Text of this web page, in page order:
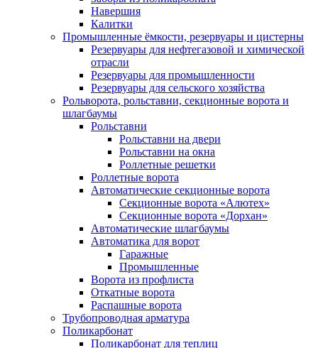
Навершия
Калитки
Промышленные ёмкости, резервуары и цистерны
Резервуары для нефтегазовой и химической
отрасли
Резервуары для промышленности
Резервуары для сельского хозяйства
Рольворота, рольставни, секционные ворота и
шлагбаумы
Рольставни
Рольставни на двери
Рольставни на окна
Роллетные решетки
Роллетные ворота
Автоматические секционные ворота
Секционные ворота «Алютех»
Секционные ворота «Дорхан»
Автоматические шлагбаумы
Автоматика для ворот
Гаражные
Промышленные
Ворота из профлиста
Откатные ворота
Распашные ворота
Трубопроводная арматура
Поликарбонат
Поликарбонат для теплиц